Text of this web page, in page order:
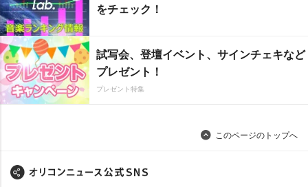
をチェック！
試写会、登壇イベント、サインチェキなど
プレゼント！
プレゼント特集
このページのトップへ